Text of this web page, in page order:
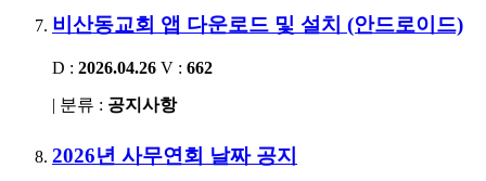
비산동교회 앱 다운로드 및 설치 (안드로이드)
D : 2026.04.26 V : 662
| 분류 : 공지사항
2026년 사무연회 날짜 공지